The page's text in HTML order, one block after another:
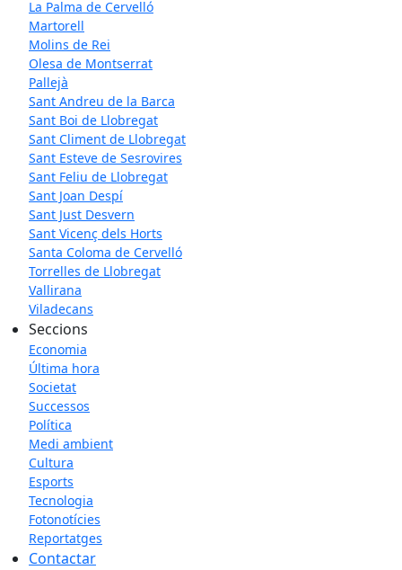
La Palma de Cervelló
Martorell
Molins de Rei
Olesa de Montserrat
Pallejà
Sant Andreu de la Barca
Sant Boi de Llobregat
Sant Climent de Llobregat
Sant Esteve de Sesrovires
Sant Feliu de Llobregat
Sant Joan Despí
Sant Just Desvern
Sant Vicenç dels Horts
Santa Coloma de Cervelló
Torrelles de Llobregat
Vallirana
Viladecans
Seccions
Economia
Última hora
Societat
Successos
Política
Medi ambient
Cultura
Esports
Tecnologia
Fotonotícies
Reportatges
Contactar